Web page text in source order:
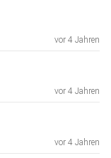
vor 4 Jahren
vor 4 Jahren
vor 4 Jahren